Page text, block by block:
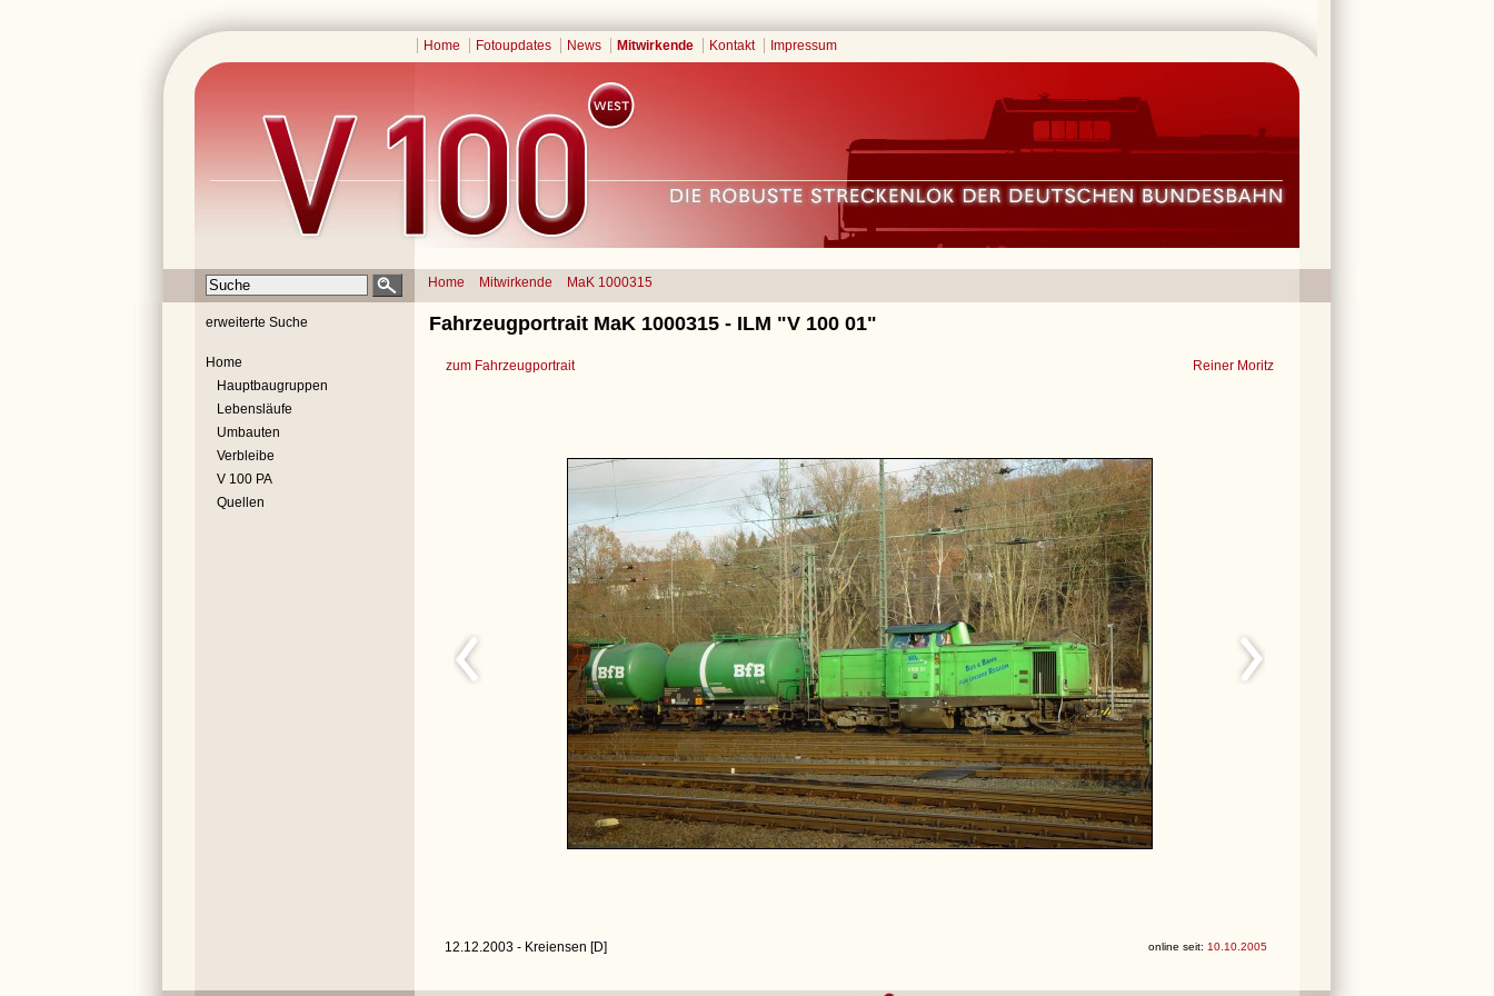
Home Fotoupdates News Mitwirkende Kontakt Impressum
Home Mitwirkende MaK 1000315
erweiterte Suche
Home
Hauptbaugruppen
Lebensläufe
Umbauten
Verbleibe
V 100 PA
Quellen
Fahrzeugportrait MaK 1000315 - ILM "V 100 01"
zum Fahrzeugportrait Reiner Moritz
12.12.2003 - Kreiensen [D] online seit: 10.10.2005